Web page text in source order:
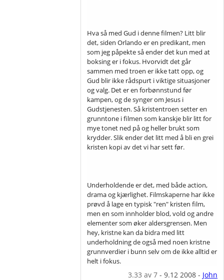
Hva så med Gud i denne filmen? Litt blir
det, siden Orlando er en predikant, men
som jeg påpekte så ender det kun med at
boksing er i fokus. Hvorvidt det går
sammen med troen er ikke tatt opp, og
Gud blir ikke rådspurt i viktige situasjoner
og valg. Det er en forbønnstund før
kampen, og de synger om Jesus i
Gudstjenesten. Så kristentroen setter en
grunntone i filmen som kanskje blir litt for
mye tonet ned på og heller brukt som
krydder. Slik ender det litt med å bli en grei
kristen kopi av det vi har sett før.
Underholdende er det, med både action,
drama og kjærlighet. Filmskaperne har ikke
prøvd å lage en typisk "ren" kristen film,
men en som innholder blod, vold og andre
elementer som øker aldersgrensen. Men
hey, kristne kan da bidra med litt
underholdning de også med noen kristne
grunnverdier i bunn selv om de ikke alltid er
helt i fokus.
3.33 av 7- 9.12 2008- John